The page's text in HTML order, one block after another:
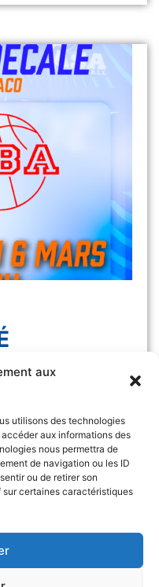
aux
utilisons des technologies
aux informations des
nous permettra de
de navigation ou les ID
ou de retirer son
certaines caractéristiques
initialement